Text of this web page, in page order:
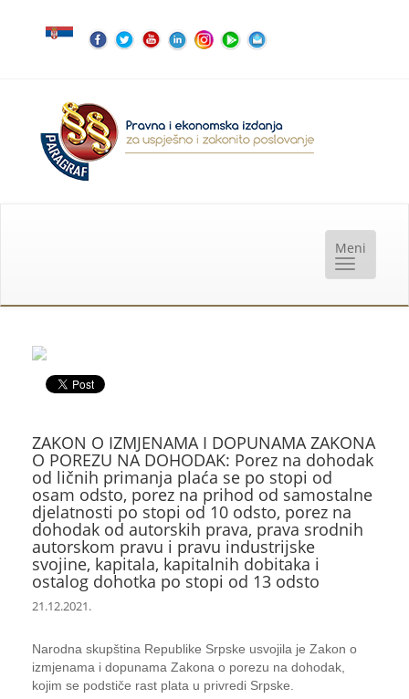
ZAKON O IZMJENAMA I DOPUNAMA ZAKONA
O POREZU NA DOHODAK: Porez na dohodak
od ličnih primanja plaća se po stopi od
osam odsto, porez na prihod od samostalne
djelatnosti po stopi od 10 odsto, porez na
dohodak od autorskih prava, prava srodnih
autorskom pravu i pravu industrijske
svojine, kapitala, kapitalnih dobitaka i
ostalog dohotka po stopi od 13 odsto
21.12.2021.
Narodna skupština Republike Srpske usvojila je Zakon o
izmjenama i dopunama Zakona o porezu na dohodak,
kojim se podstiče rast plata u privredi Srpske.